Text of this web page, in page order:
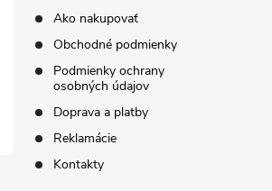
Ako nakupovať
Obchodné podmienky
Podmienky ochrany
osobných údajov
Doprava a platby
Reklamácie
Kontakty